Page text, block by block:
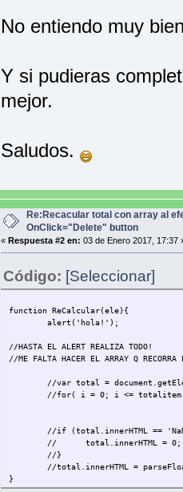
if
totalitem =
var total =
function Deletebtn(btndel) {
} else {
return false;
}
function ReCalcular(ele){
var cantidad = 0, precunit
var nodes = tr.childNodes;
for (var x = 0;
total.innerHTML = 0;
}
}
<div class="container">
<form class="form-horizontal"
<!-- ACA INICIA MI CODIGO -->
No entiendo muy
Y si pudieras
mejor.
Saludos.
Re:Recacular total con array al
OnClick="Delete" button
« Respuesta #2 en: 03 de Enero 2017, 17:37
Código: [Seleccionar]
function ReCalcular(ele){
alert('hola!');
//HASTA EL ALERT REALIZA TODO!
//ME FALTA HACER EL ARRAY Q
//var total =
//for( i = 0; i <=
//if (total.innerHTML ==
//
total.innerHTML = 0;
//}
//total.innerHTML =
}